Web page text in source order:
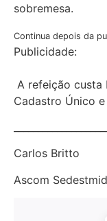
sobremesa.
Continua depois da
Publicidade:
A refeição custa
Cadastro Único
Carlos Britto
Ascom